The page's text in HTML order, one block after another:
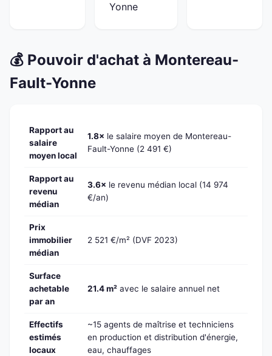
Yonne
💰 Pouvoir d'achat à Montereau-
Fault-Yonne
Rapport au
salaire
moyen local
1.8× le salaire moyen de Montereau-
Fault-Yonne (2 491 €)
Rapport au
revenu
médian
3.6× le revenu médian local (14 974
€/an)
Prix
immobilier
médian
2 521 €/m² (DVF 2023)
Surface
achetable
par an
21.4 m² avec le salaire annuel net
Effectifs
estimés
locaux
~15 agents de maîtrise et techniciens
en production et distribution d'énergie,
eau, chauffages